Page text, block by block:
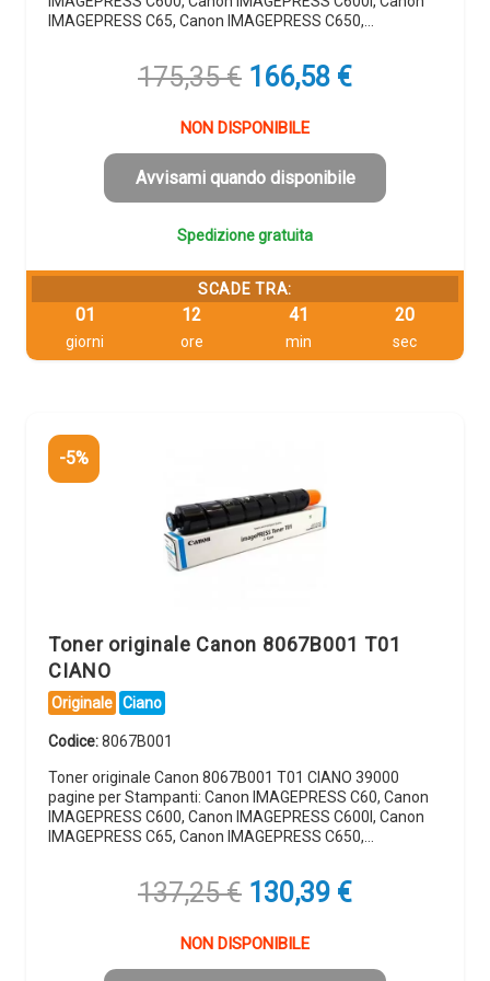
IMAGEPRESS C65, Canon IMAGEPRESS C650,…
175,35€ Il
originale
era:
175,35 €.
166,58 €Il
è:
166,58 €.
NON DISPONIBILE
Avvisami quando disponibile
Spedizione gratuita
SCADE TRA:
01
giorni
12
ore
41
min
19
sec
-5%
Toner originale Canon 8067B001 T01
CIANO
Originale Ciano
Codice:8067B001
Toner originale Canon 8067B001 T01 CIANO 39000
pagine per Stampanti: Canon IMAGEPRESS C60, Canon
IMAGEPRESS C600, Canon IMAGEPRESS C600I, Canon
IMAGEPRESS C65, Canon IMAGEPRESS C650,…
137,25€ Il
originale
era:
130,39 €Il
è:
NON DISPONIBILE